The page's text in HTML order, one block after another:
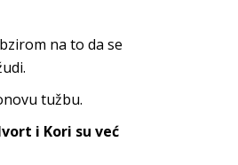
na to da se
tužbu.
i Kori su već